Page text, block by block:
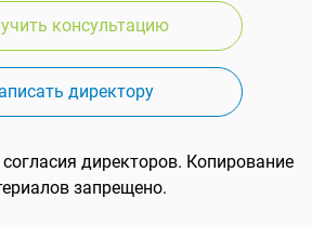
консультацию
директору
директоров. Копирование
запрещено.